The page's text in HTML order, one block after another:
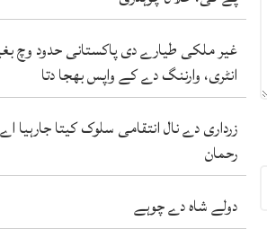
غیر ملکی طیارے دی پاکستانی حدود وچ
انٹری، وارننگ دے کے واپس بھجا دتا
زرداری دے نال انتقامی سلوک کیتا جارہیا
رحمان
دولے شاہ دے چوہے